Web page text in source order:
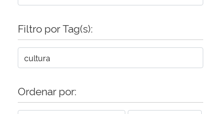
Secretaria-Geral
Gabinete de Segurança Institucional
Filtro por Tag(s):
Ordenar por: